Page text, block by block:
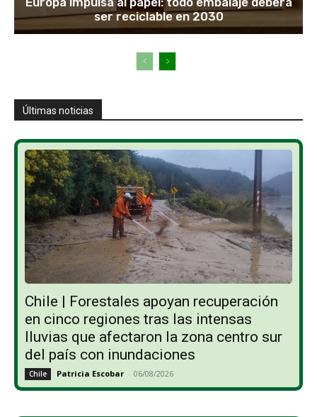
ser reciclable en 2030
Últimas noticias
Chile | Forestales apoyan recuperación
en cinco regiones tras las intensas
lluvias que afectaron la zona centro sur
del país con inundaciones
Chile Patricia Escobar - 06/08/2026